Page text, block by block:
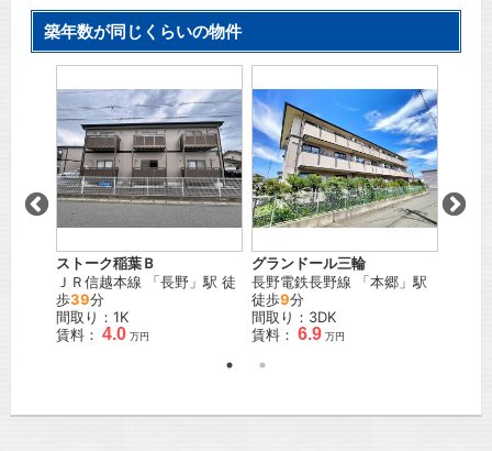
築年数が同じくらいの物件
ストーク稲葉Ｂ
ＪＲ信越本線 「長野 」駅 徒
歩39分
間取り：1K
賃料： 4.0 万円
グランドール三輪
長野電鉄長野線 「本郷 」駅
徒歩9分
間取り：3DK
賃料： 6.9 万円